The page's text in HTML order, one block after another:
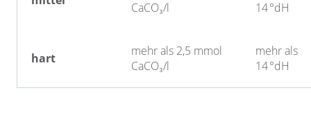
CaCO₃/l 14 °dH
hart
mehr als 2,5 mmol
CaCO₃/l
mehr als
14 °dH